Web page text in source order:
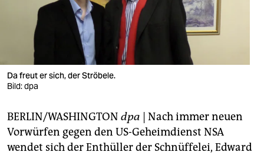
wahrheit
verlag
verlag
shop
fragen & hilfe
Da freut er sich, der Ströbele.
Bild: dpa
BERLIN/WASHINGTON dpa | Nach immer neuen
Vorwürfen gegen den US-Geheimdienst NSA
wendet sich der Enthüller der Schnüffelei, Edward